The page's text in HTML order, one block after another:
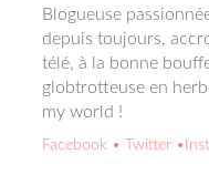
par la beauté depuis
bouffe et globtrotteuse en
• Google+ •